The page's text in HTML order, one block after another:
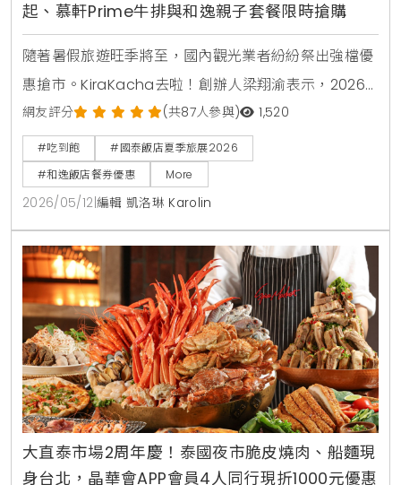
起、慕軒Prime牛排與和逸親子套餐限時搶購
隨著暑假旅遊旺季將至，國內觀光業者紛紛祭出強檔優
惠搶市。KiraKacha去啦！創辦人梁翔渝表示，2026
年的消費趨勢更傾向於一站式的體驗與高彈性的餐飲組
合。本次國泰飯店夏季線上旅展不僅在價格上展現誠
意，更透過跨館通用券與知名卡通IP聯名，精準鎖定親
子客群與小資上班族的日常消費痛點 。
網友評分 (共87人參與) 1,520
#吃到飽
#國泰飯店夏季旅展2026
#和逸飯店餐券優惠
More
2026/05/12 編輯 凱洛琳 Karolin
大直泰市場2周年慶！泰國夜市脆皮燒肉、船麵現
身台北，晶華會APP會員4人同行現折1000元優惠